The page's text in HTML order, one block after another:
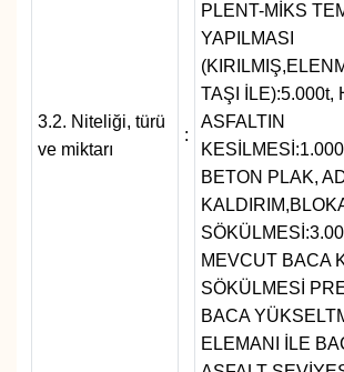
3.2. Niteliği, türü
ve miktarı
:
PLENT-MİKS
YAPILMASI
TAŞI İLE):5.000t,
ASFALTIN
BETON PLAK,
MEVCUT BACA
SÖKÜLMESİ
BACA
ELEMANI İLE